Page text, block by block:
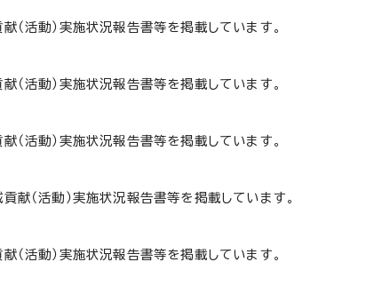
活動）実施状況報告書等を掲載しています。
活動）実施状況報告書等を掲載しています。
活動）実施状況報告書等を掲載しています。
（活動）実施状況報告書等を掲載しています。
活動）実施状況報告書等を掲載しています。